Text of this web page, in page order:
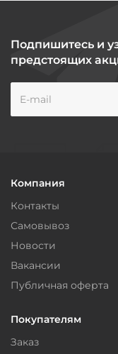
Подпишитесь и
предстоящих
Компания
Контакты
Самовывоз
Новости
Вакансии
Публичная оферта
Покупателям
Заказ